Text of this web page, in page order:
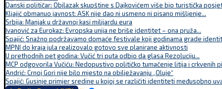
Danski političar: Obilazak skupštine s Dajkovićem više bio turistička
Kljajić obmanuo javnost: ASK nije dao ni usmeno ni pisano mišljenje...
Srbija: Manjak u državnoj kasi milijardu eura
Ivanović za Eurokaz: Evropska unija ne briše identitet – ona pruža...
Spajić: Snažno podržavamo domaće festivale koji godinama grade
MPNI do kraja jula realizovalo gotovo sve planirane aktivnosti
U prethodnih pet godina: Vučić tri puta odbio da glasa Rezoluciju...
MCP odgovorila Vučiću: Nedopustivo političko tumačenje litija i crkvenih
Andrić: Crnoj Gori nije bilo mjesto na obilježavanju „Oluje“
Spajić: Gusinje primjer sredine u kojoj se različiti identiteti međusobno